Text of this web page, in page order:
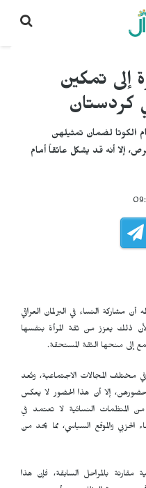
إلى تمكين
كردستان
الكوتا لضمان تمثيلهن
إلا أنه قد يشكل عائقاً أمام
أن مشاركة النساء في البرلمان العراقي
ذلك يعزز من ثقة المرأة بنفسها
إلى منحها الثقة المستحقة.
مختلف المجالات الاجتماعية، وتُعد
إلا أن هذا الحضور لا يعكس
من المنظمات النسائية لا تعتمد في
الحزبي والموقع السياسي، مما يحد من
مقارنة بالمراحل السابقة، فإن هذا